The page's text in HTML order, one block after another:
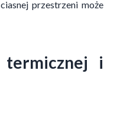
przestrzeni może
termicznej i